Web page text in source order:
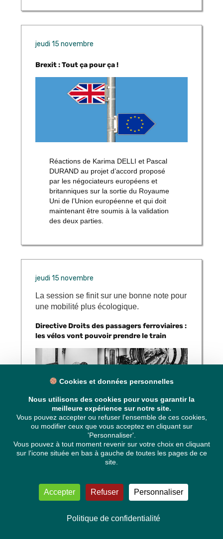
jeudi 15 novembre
Brexit : Tout ça pour ça !
Réactions de Karima DELLI et Pascal
DURAND au projet d’accord proposé
par les négociateurs européens et
britanniques sur la sortie du Royaume
Uni de l’Union européenne et qui doit
maintenant être soumis à la validation
des deux parties.
jeudi 15 novembre
La session se finit sur une bonne note pour
une mobilité plus écologique.
Directive Droits des passagers ferroviaires :
les vélos vont pouvoir prendre le train
Karima DELLI se félicite de l’adoption,
par Le Parlement européen, d’un
rapport modifiant la directive sur les
d’améliorer la qualité du service
ferroviaire et de le rendre plus attractif.
La nouvelle législation prévoit doncdes
combinaisons plus performantes avec
les autres modes de transport comme
Cookies et données personnelles
Nous utilisons des cookies pour vous garantir la
meilleure expérience sur notre site.
Vous pouvez accepter ou refuser l'ensemble de ces cookies,
ou modifier ceux que vous acceptez en cliquant sur
'Personnaliser'.
Vous pouvez à tout moment revenir sur votre choix en cliquant
sur l'icone située en bas à gauche de toutes les pages de ce
site.
Accepter Refuser Personnaliser
Politique de confidentialité